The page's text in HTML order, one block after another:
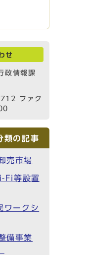
せ
政情報課
ファク
類の記事
売市場
Fi等設置
ワークシ
備事業